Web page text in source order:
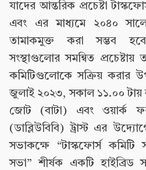
যাদের আন্তরিক প্রচেষ্টা
এবং এর মাধ্যমে ২০৪০
তামাকমুক্ত করা সম্ভব
সংস্থাগুলোর সমন্বিত প্রচেষ্টায়
কমিটিগুলোকে সক্রিয় করার
জুলাই ২০২৩, সকাল ১১.০০ টায়
জোট (বাটা) এবং ওয়ার্ক
(ডাব্লিউবিবি) ট্রাস্ট এর
সভাকক্ষে “টাস্কফোর্স কমিটি
সভা” শীর্ষক একটি হাইব্রিড